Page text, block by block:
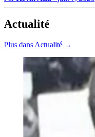
Actualité
Plus dans Actualité →